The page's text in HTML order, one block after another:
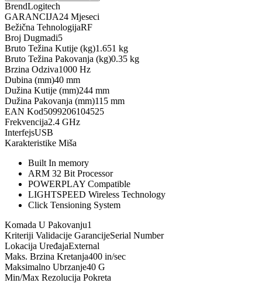
BrendLogitech
GARANCIJA24 Mjeseci
Bežična TehnologijaRF
Broj Dugmadi5
Bruto Težina Kutije (kg)1.651 kg
Bruto Težina Pakovanja (kg)0.35 kg
Brzina Odziva1000 Hz
Dubina (mm)40 mm
Dužina Kutije (mm)244 mm
Dužina Pakovanja (mm)115 mm
EAN Kod5099206104525
Frekvencija2.4 GHz
InterfejsUSB
Karakteristike Miša
Built In memory
ARM 32 Bit Processor
POWERPLAY Compatible
LIGHTSPEED Wireless Technology
Click Tensioning System
Komada U Pakovanju1
Kriteriji Validacije GarancijeSerial Number
Lokacija UređajaExternal
Maks. Brzina Kretanja400 in/sec
Maksimalno Ubrzanje40 G
Min/Max Rezolucija Pokreta